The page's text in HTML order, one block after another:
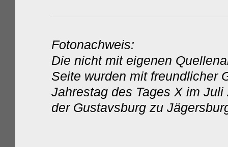
Fotonachweis:
Die nicht mit eigenen
Seite wurden mit freundlicher
Jahrestag des Tages X im
der Gustavsburg zu